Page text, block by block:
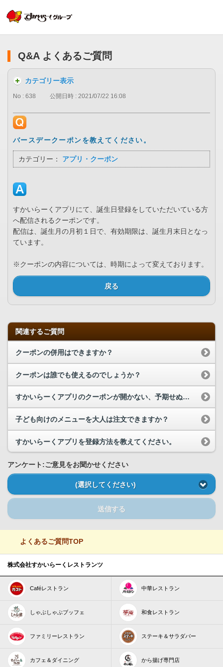
Q&A よくあるご質問
カテゴリー表示
No : 638 公開日時 : 2021/07/22 16:08
バースデークーポンを教えてください。
カテゴリー： アプリ・クーポン
すかいらーくアプリにて、誕生日登録をしていただいている方
へ配信されるクーポンです。
配信は、誕生月の月初１日で、有効期限は、誕生月末日となっ
ています。
※クーポンの内容については、時期によって変えております。
戻る
関連するご質問
クーポンの併用はできますか？
クーポンは誰でも使えるのでしょうか？
すかいらーくアプリのクーポンが開かない、予期せぬエラーが発生する場合、どうしたらよいですか？
子ども向けのメニューを大人は注文できますか？
すかいらーくアプリを登録方法を教えてください。
アンケート:ご意見をお聞かせください
(選択してください)
送信する
よくあるご質問TOP